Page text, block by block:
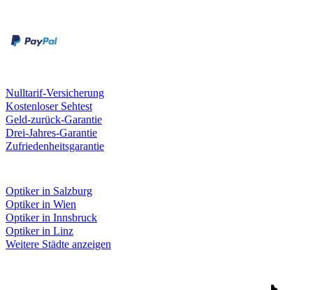
Nulltarif-Versicherung
Kostenloser Sehtest
Geld-zurück-Garantie
Drei-Jahres-Garantie
Zufriedenheitsgarantie
Optiker in Salzburg
Optiker in Wien
Optiker in Innsbruck
Optiker in Linz
Weitere Städte anzeigen